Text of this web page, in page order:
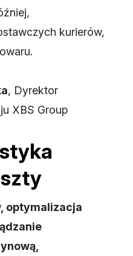
kurierów,
, Dyrektor
XBS Group
optymalizacja